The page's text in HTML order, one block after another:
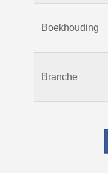
Boekhouding
Branche